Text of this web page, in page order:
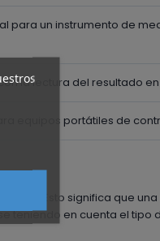
para un instrumento de
la lectura del resultado
equipos portátiles de
Esto significa que
teniendo en cuenta el tipo